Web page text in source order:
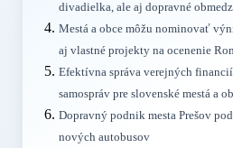
divadielka, ale aj dopravné
Mestá a obce môžu nominovať
aj vlastné projekty na ocenenie
Efektívna správa verejných
samospráv pre slovenské mestá a
Dopravný podnik mesta Prešov
nových autobusov